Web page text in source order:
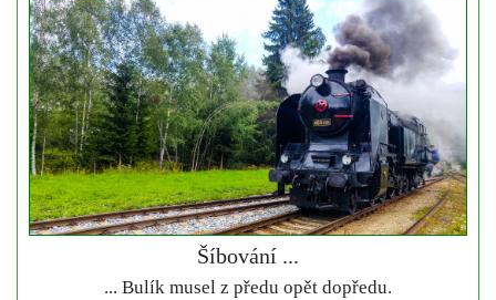
Šíbování ...
... Bulík musel z předu opět dopředu.